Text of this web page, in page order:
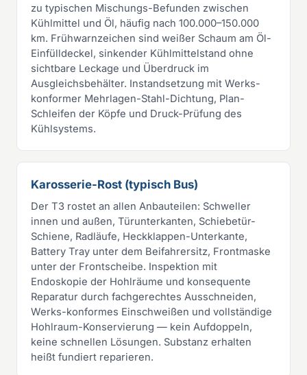
zu typischen Mischungs-Befunden zwischen
Kühlmittel und Öl, häufig nach 100.000–150.000
km. Frühwarnzeichen sind weißer Schaum am Öl-
Einfülldeckel, sinkender Kühlmittelstand ohne
sichtbare Leckage und Überdruck im
Ausgleichsbehälter. Instandsetzung mit Werks-
konformer Mehrlagen-Stahl-Dichtung, Plan-
Schleifen der Köpfe und Druck-Prüfung des
Kühlsystems.
Karosserie-Rost (typisch Bus)
Der T3 rostet an allen Anbauteilen: Schweller
innen und außen, Türunterkanten, Schiebetür-
Schiene, Radläufe, Heckklappen-Unterkante,
Battery Tray unter dem Beifahrersitz, Frontmaske
unter der Frontscheibe. Inspektion mit
Endoskopie der Hohlräume und konsequente
Reparatur durch fachgerechtes Ausschneiden,
Werks-konformes Einschweißen und vollständige
Hohlraum-Konservierung — kein Aufdoppeln,
keine schnellen Lösungen. Substanz erhalten
heißt fundiert reparieren.